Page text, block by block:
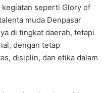
seperti Glory of
muda Denpasar
di tingkat daerah, tetapi
dengan tetap
disiplin, dan etika dalam